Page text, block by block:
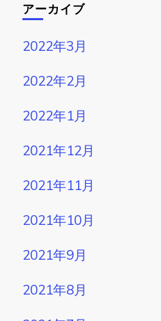
アーカイブ
2022年3月
2022年2月
2022年1月
2021年12月
2021年11月
2021年10月
2021年9月
2021年8月